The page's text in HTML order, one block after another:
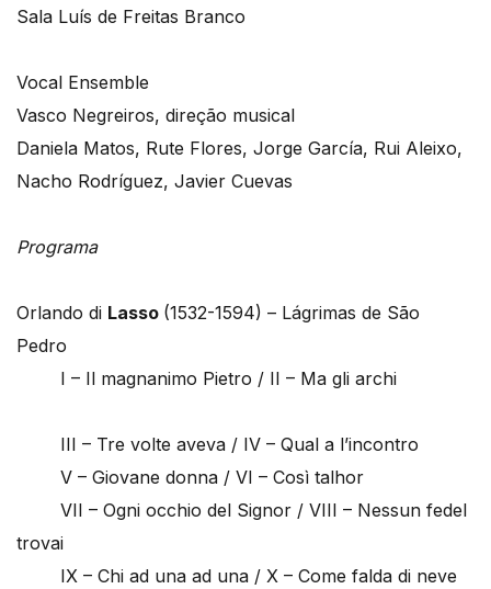
Sala Luís de Freitas Branco
Vocal Ensemble
Vasco Negreiros, direção musical
Daniela Matos, Rute Flores, Jorge García, Rui Aleixo,
Nacho Rodríguez, Javier Cuevas
Programa
Orlando di Lasso (1532-1594) – Lágrimas de São
Pedro
I – Il magnanimo Pietro / II – Ma gli archi
III – Tre volte aveva / IV – Qual a l’incontro
V – Giovane donna / VI – Così talhor
VII – Ogni occhio del Signor / VIII – Nessun fedel
trovai
IX – Chi ad una ad una / X – Come falda di neve